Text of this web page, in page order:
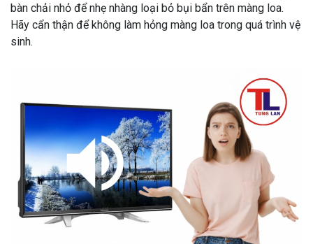
bàn chải nhỏ để nhẹ nhàng loại bỏ bụi bẩn trên màng loa.
Hãy cẩn thận để không làm hỏng màng loa trong quá trình vệ
sinh.